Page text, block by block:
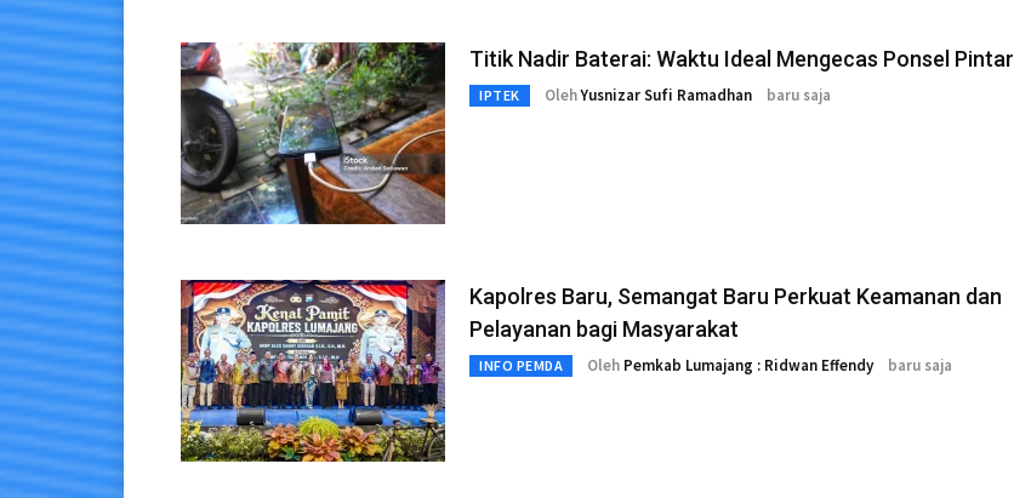
Titik Nadir Baterai: Waktu Ideal Mengecas Ponsel Pintar
IPTEK OlehYusnizar Sufi Ramadhan baru saja
Kapolres Baru, Semangat Baru Perkuat Keamanan dan
Pelayanan bagi Masyarakat
INFO PEMDA Oleh Pemkab Lumajang : Ridwan Effendy baru saja